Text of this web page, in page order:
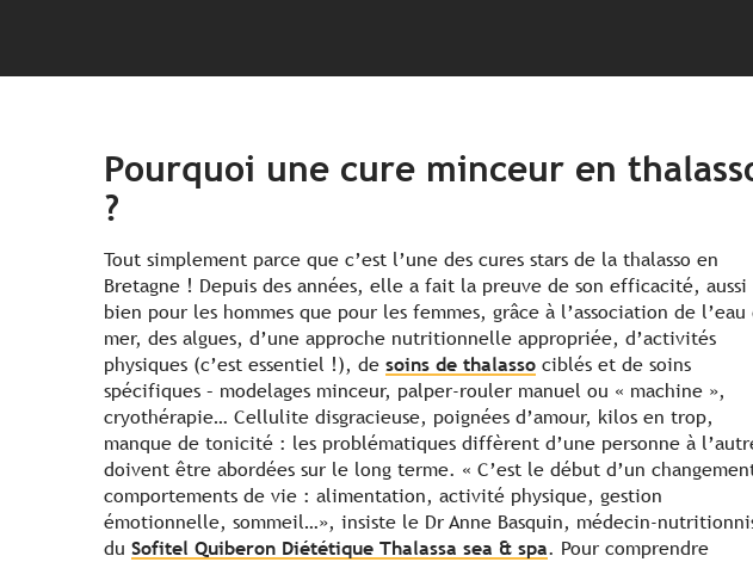
Pourquoi une cure minceur en
?
Tout simplement parce que c’est l’une des cures stars de la thalasso en
Bretagne ! Depuis des années, elle a fait la preuve de son efficacité, aussi
bien pour les hommes que pour les femmes, grâce à l’association de l’eau
mer, des algues, d’une approche nutritionnelle appropriée, d’activités
physiques (c’est essentiel !), de soins de thalasso ciblés et de soins
spécifiques – modelages minceur, palper-rouler manuel ou « machine »,
cryothérapie… Cellulite disgracieuse, poignées d’amour, kilos en trop,
manque de tonicité : les problématiques diffèrent d’une personne à
doivent être abordées sur le long terme. « C’est le début d’un
comportements de vie : alimentation, activité physique, gestion
émotionnelle, sommeil…», insiste le Dr Anne Basquin, médecin-
du Sofitel Quiberon Diététique Thalassa sea & spa. Pour comprendre